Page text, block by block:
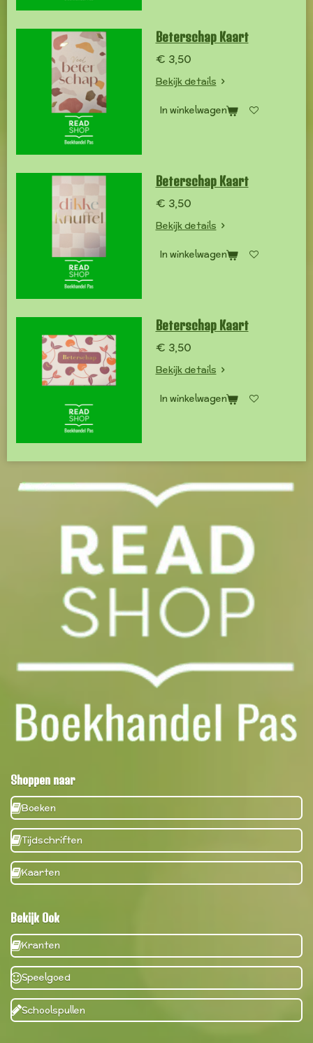
Beterschap Kaart
€ 3,50
Bekijk details
In winkelwagen
Beterschap Kaart
€ 3,50
Bekijk details
In winkelwagen
Beterschap Kaart
€ 3,50
Bekijk details
In winkelwagen
Shoppen naar
Boeken
Tijdschriften
Kaarten
Bekijk Ook
Kranten
Speelgoed
Schoolspullen